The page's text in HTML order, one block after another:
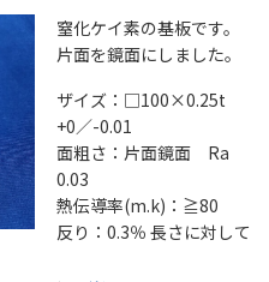
窒化ケイ素の基板です。
片面を鏡面にしました。
ザイズ：□100×0.25t
+0／-0.01
面粗さ：片面鏡面 Ra
0.03
熱伝導率(m.k)：≧80
反り：0.3％ 長さに対して